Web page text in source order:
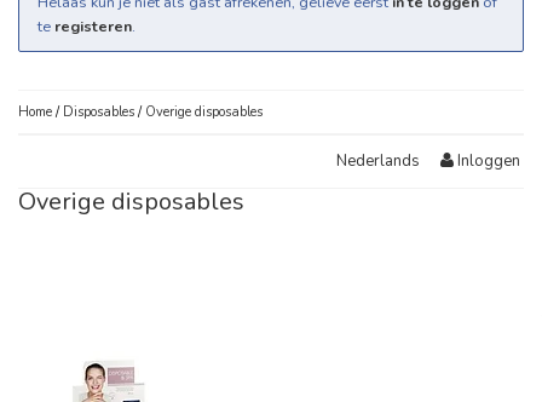
te registeren.
Home / Disposables / Overige disposables
Nederlands Inloggen
Overige disposables